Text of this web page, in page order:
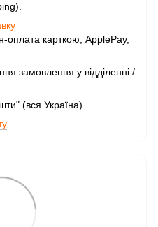
оплата карткою, ApplePay,
замовлення у відділенні /
(вся Україна).